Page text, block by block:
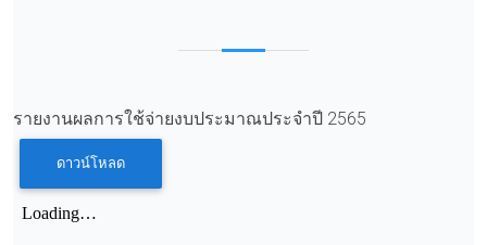
รายงานผลการใช้จ่ายงบประมาณประจำปี 2565
ดาวน์โหลด